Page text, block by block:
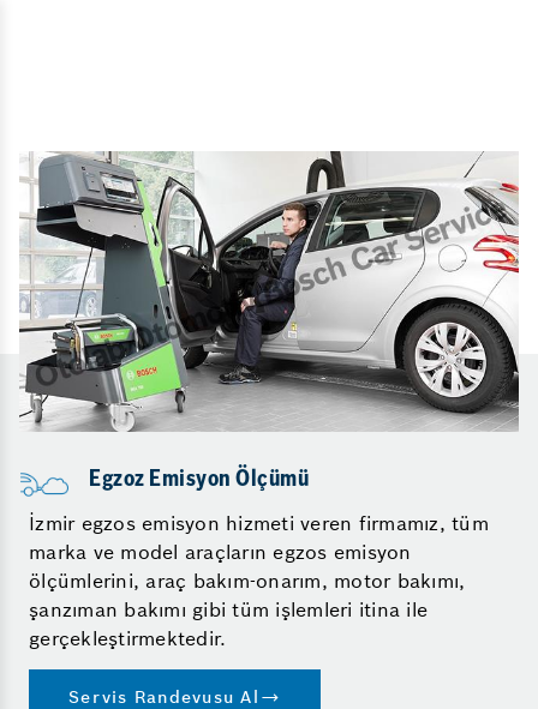
Egzoz Emisyon Ölçümü
İzmir egzos emisyon hizmeti veren firmamız, tüm
marka ve model araçların egzos emisyon
ölçümlerini, araç bakım-onarım, motor bakımı,
şanzıman bakımı gibi tüm işlemleri itina ile
gerçekleştirmektedir.
Servis Randevusu Al